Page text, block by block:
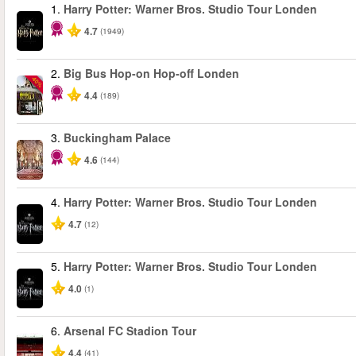
1. Harry Potter: Warner Bros. Studio Tour Londen
4.7 (1949)
-40%
2. Big Bus Hop-on Hop-off Londen
4.4 (189)
3. Buckingham Palace
4.6 (144)
4. Harry Potter: Warner Bros. Studio Tour Londen
4.7 (12)
5. Harry Potter: Warner Bros. Studio Tour Londen
4.0 (1)
6. Arsenal FC Stadion Tour
4.4 (41)